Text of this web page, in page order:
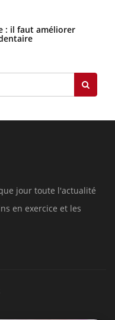
: il faut améliorer
jour toute l'actualité
en exercice et les